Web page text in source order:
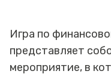
Игра по
представляет
мероприятие, в